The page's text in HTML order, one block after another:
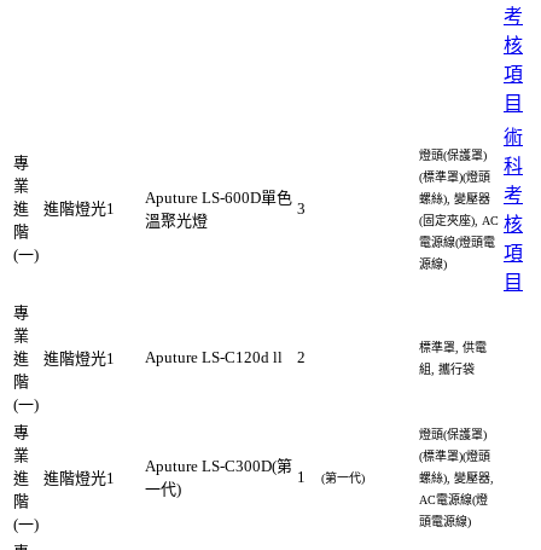
考
核
項
目
專
業
進
階
(一)
進階燈光1
Aputure LS-600D單色
溫聚光燈
3
燈頭(保護罩)
(標準罩)(燈頭
螺絲), 變壓器
(固定夾座), AC
電源線(燈頭電
源線)
術
科
考
核
項
目
專
業
進
階
(一)
進階燈光1 Aputure LS-C120d ll 2
標準罩, 供電
組, 攜行袋
專
業
進
階
(一)
進階燈光1
Aputure LS-C300D(第
一代)
1 (第一代)
燈頭(保護罩)
(標準罩)(燈頭
螺絲), 變壓器,
AC電源線(燈
頭電源線)